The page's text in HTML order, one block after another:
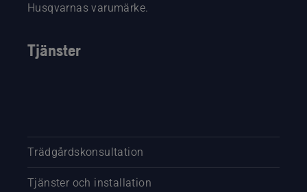
Husqvarnas varumärke.
Tjänster
Trädgårdskonsultation
Tjänster och installation